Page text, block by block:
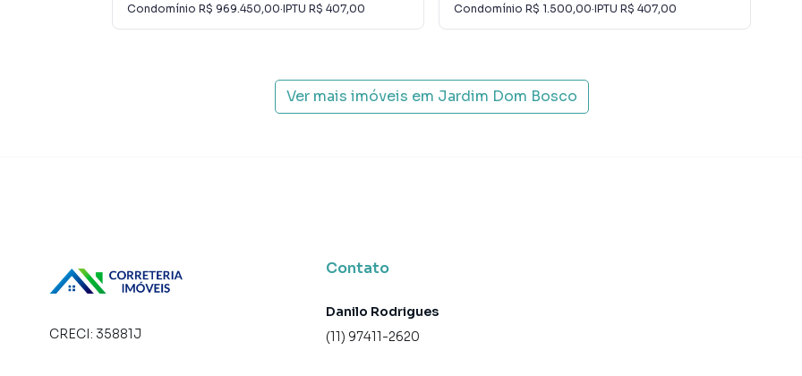
Condomínio R$ 969.450,00·IPTU R$ 407,00
Condomínio R$ 1.500,00·IPTU R$ 407,00
Ver mais imóveis em Jardim Dom Bosco
CRECI: 35881J
Contato
Danilo Rodrigues
(11) 97411-2620